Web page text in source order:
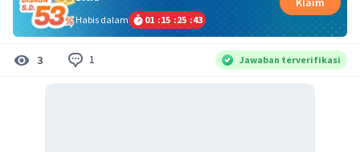
Habis dalam
01 :15 :25 :42
3 1 Jawaban terverifikasi